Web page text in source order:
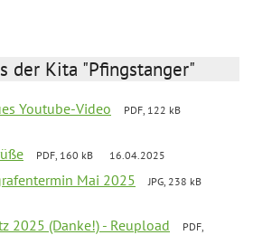
der Kita "Pfingstanger"
Youtube-Video
PDF, 122 kB
PDF, 160 kB 16.04.2025
Mai 2025
JPG, 238 kB
2025 (Danke!) - Reupload
PDF,